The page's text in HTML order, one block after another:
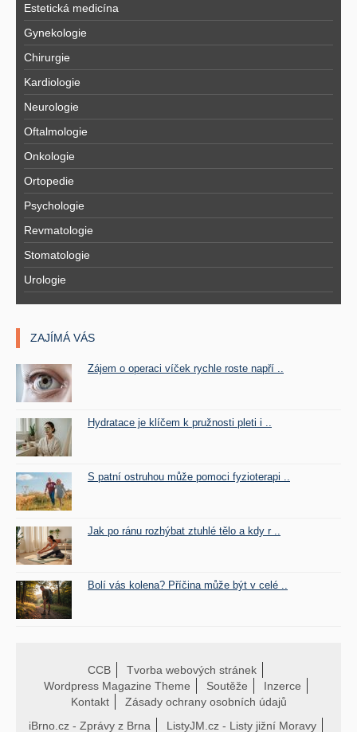
Estetická medicína
Gynekologie
Chirurgie
Kardiologie
Neurologie
Oftalmologie
Onkologie
Ortopedie
Psychologie
Revmatologie
Stomatologie
Urologie
ZAJÍMÁ VÁS
Zájem o operaci víček rychle roste napří ..
Hydratace je klíčem k pružnosti pleti i ..
S patní ostruhou může pomoci fyzioterapi ..
Jak po ránu rozhýbat ztuhlé tělo a kdy r ..
Bolí vás kolena? Příčina může být v celé ..
CCB
Tvorba webových stránek
Wordpress Magazine Theme
Soutěže
Inzerce
Kontakt
Zásady ochrany osobních údajů
iBrno.cz - Zprávy z Brna
ListyJM.cz - Listy jižní Moravy